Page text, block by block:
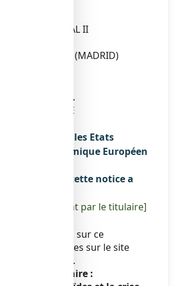
NACIONAL II
DE HENARES (MADRID)
BESSAY S.A.S.
LE COMTE
dans les Etats
l'Espace Economique Européen
à laquelle cette notice a
ultérieurement par le titulaire]
détaillées sur ce
sont disponibles sur le site
(France).
sanitaire :